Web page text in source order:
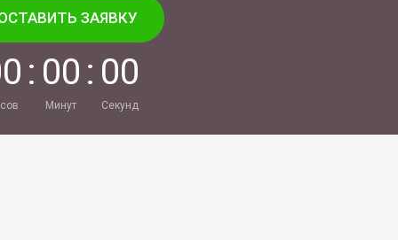
ЗАЯВКУ
0 : 00
Минут
: 00
Секунд